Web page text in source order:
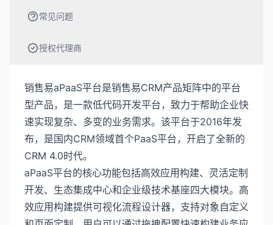
常见问题
授权代理商
销售易aPaaS平台是销售易CRM产品矩阵中的平台
型产品，是一款低代码开发平台，致力于帮助企业快
速实现复杂、多变的业务需求。该平台于2016年发
布，是国内CRM领域首个PaaS平台，开启了全新的
CRM 4.0时代。
aPaaS平台的核心功能包括高效应用构建、灵活定制
开发、生态集成中心和企业级技术基座四大模块。高
效应用构建提供可视化流程设计器，支持对象自定义